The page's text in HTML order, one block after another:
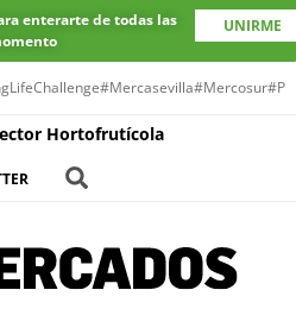
enterarte de todas las
UNIRME
#Mercasevilla#Mercosur
Hortofrutícola